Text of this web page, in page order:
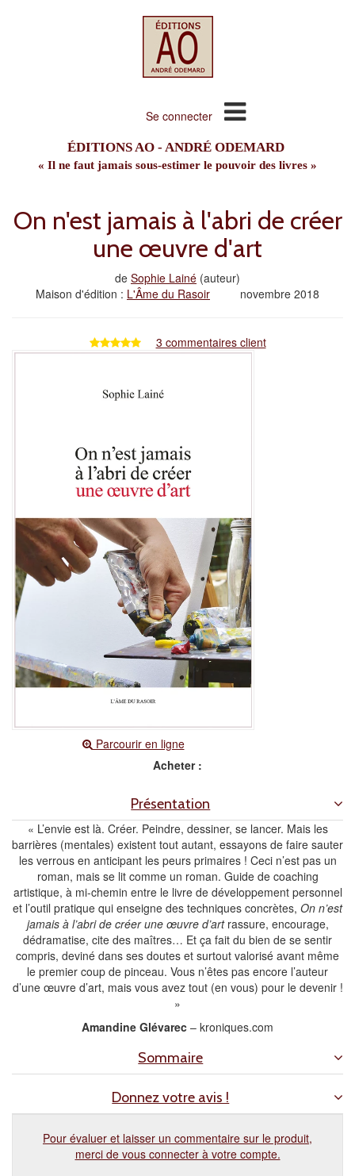
Se connecter
ÉDITIONS AO - ANDRÉ ODEMARD
« Il ne faut jamais sous-estimer le pouvoir des livres »
On n'est jamais à l'abri de créer
une œuvre d'art
de Sophie Lainé (auteur)
Maison d'édition : L'Âme du Rasoir novembre 2018
3 commentaires client
Parcourir en ligne
Acheter :
Présentation
« L’envie est là. Créer. Peindre, dessiner, se lancer. Mais les
barrières (mentales) existent tout autant, essayons de faire sauter
les verrous en anticipant les peurs primaires ! Ceci n’est pas un
roman, mais se lit comme un roman. Guide de coaching
artistique, à mi-chemin entre le livre de développement personnel
et l’outil pratique qui enseigne des techniques concrètes, On n’est
jamais à l’abri de créer une œuvre d’art rassure, encourage,
dédramatise, cite des maîtres… Et ça fait du bien de se sentir
compris, deviné dans ses doutes et surtout valorisé avant même
le premier coup de pinceau. Vous n’êtes pas encore l’auteur
d’une œuvre d’art, mais vous avez tout (en vous) pour le devenir !
»
Amandine Glévarec – kroniques.com
Sommaire
Donnez votre avis !
Pour évaluer et laisser un commentaire sur le produit,
merci de vous connecter à votre compte.